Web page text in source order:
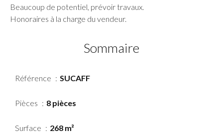
Beaucoup de potentiel, prévoir travaux.
Honoraires à la charge du vendeur.
Sommaire
Référence SUCAFF
Pièces 8 pièces
Surface 268 m²